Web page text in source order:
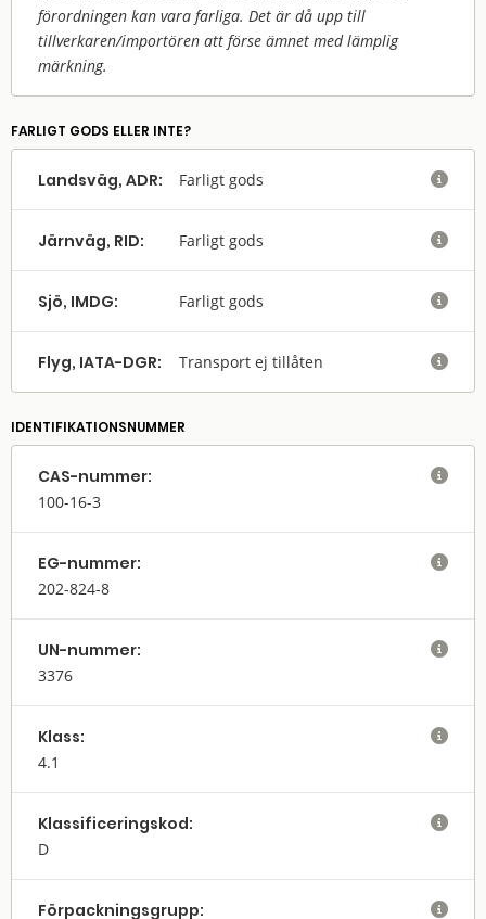
förordningen kan vara farliga. Det är då upp till
tillverkaren/importören att förse ämnet med lämplig
märkning.
FARLIGT GODS ELLER INTE?
Landsväg, ADR: Farligt gods 
Järnväg, RID: Farligt gods 
Sjö, IMDG: Farligt gods 
Flyg, IATA-DGR: Transport ej tillåten 
IDENTIFIKATIONSNUMMER
CAS-nummer:
100-16-3

EG-nummer:
202-824-8

UN-nummer:
3376

Klass:
4.1

Klassifi­cerings­kod:
D

Förpack­nings­grupp: 